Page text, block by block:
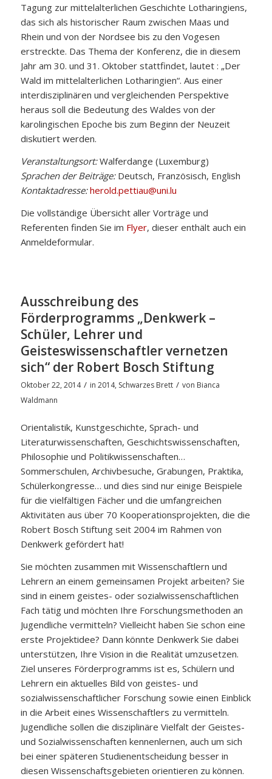
Tagung zur mittelalterlichen Geschichte Lotharingiens,
das sich als historischer Raum zwischen Maas und
Rhein und von der Nordsee bis zu den Vogesen
erstreckte. Das Thema der Konferenz, die in diesem
Jahr am 30. und 31. Oktober stattfindet, lautet : „Der
Wald im mittelalterlichen Lotharingien“. Aus einer
interdisziplinären und vergleichenden Perspektive
heraus soll die Bedeutung des Waldes von der
karolingischen Epoche bis zum Beginn der Neuzeit
diskutiert werden.
Veranstaltungsort:Walferdange (Luxemburg)
Sprachen der Beiträge:Deutsch, Französisch, English
Kontaktadresse: herold.pettiau@uni.lu
Die vollständige Übersicht aller Vorträge und
Referenten finden Sie im Flyer, dieser enthält auch ein
Anmeldeformular.
Ausschreibung des
Förderprogramms „Denkwerk –
Schüler, Lehrer und
Geisteswissenschaftler vernetzen
sich“ der Robert Bosch Stiftung
Oktober 22, 2014 / in 2014, Schwarzes Brett / von Bianca
Waldmann
Orientalistik, Kunstgeschichte, Sprach- und
Literaturwissenschaften, Geschichtswissenschaften,
Philosophie und Politikwissenschaften…
Sommerschulen, Archivbesuche, Grabungen, Praktika,
Schülerkongresse… und dies sind nur einige Beispiele
für die vielfältigen Fächer und die umfangreichen
Aktivitäten aus über 70 Kooperationsprojekten, die die
Robert Bosch Stiftung seit 2004 im Rahmen von
Denkwerk gefördert hat!
Sie möchten zusammen mit Wissenschaftlern und
Lehrern an einem gemeinsamen Projekt arbeiten? Sie
sind in einem geistes- oder sozialwissenschaftlichen
Fach tätig und möchten Ihre Forschungsmethoden an
Jugendliche vermitteln? Vielleicht haben Sie schon eine
erste Projektidee? Dann könnte Denkwerk Sie dabei
unterstützen, Ihre Vision in die Realität umzusetzen.
Ziel unseres Förderprogramms ist es, Schülern und
Lehrern ein aktuelles Bild von geistes- und
sozialwissenschaftlicher Forschung sowie einen Einblick
in die Arbeit eines Wissenschaftlers zu vermitteln.
Jugendliche sollen die disziplinäre Vielfalt der Geistes-
und Sozialwissenschaften kennenlernen, auch um sich
bei einer späteren Studienentscheidung besser in
diesen Wissenschaftsgebieten orientieren zu können.